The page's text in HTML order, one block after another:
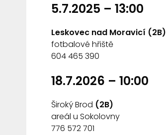
5.7.2025 – 13:00
Leskovec nad Moravicí (2B)
fotbalové hřiště
604 465 390
18.7.2026 – 10:00
Široký Brod (2B)
areál u Sokolovny
776 572 701